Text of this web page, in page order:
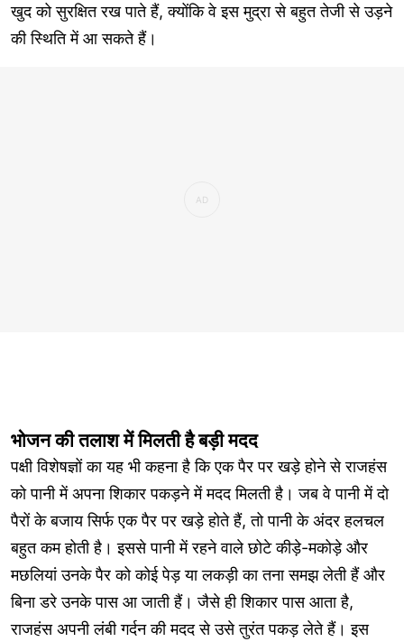
खुद को सुरक्षित रख पाते हैं, क्योंकि वे इस मुद्रा से बहुत तेजी से उड़ने
की स्थिति में आ सकते हैं।
भोजन की तलाश में मिलती है बड़ी मदद
पक्षी विशेषज्ञों का यह भी कहना है कि एक पैर पर खड़े होने से राजहंस
को पानी में अपना शिकार पकड़ने में मदद मिलती है। जब वे पानी में दो
पैरों के बजाय सिर्फ एक पैर पर खड़े होते हैं, तो पानी के अंदर हलचल
बहुत कम होती है। इससे पानी में रहने वाले छोटे कीड़े-मकोड़े और
मछलियां उनके पैर को कोई पेड़ या लकड़ी का तना समझ लेती हैं और
बिना डरे उनके पास आ जाती हैं। जैसे ही शिकार पास आता है,
राजहंस अपनी लंबी गर्दन की मदद से उसे तुरंत पकड़ लेते हैं। इस